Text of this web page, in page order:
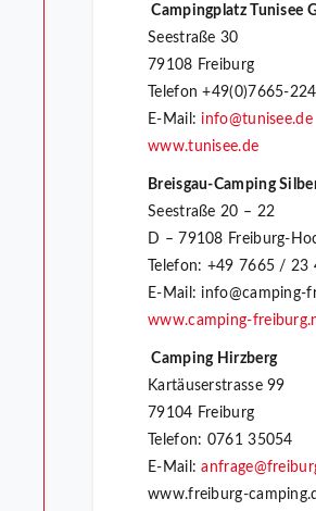
Campingplatz Tunisee
Seestraße 30
79108 Freiburg
Telefon +49(0)7665-
E-Mail: info@tunisee.de
www.tunisee.de
Breisgau-Camping
Seestraße 20 – 22
D – 79108 Freiburg-
Telefon: +49 7665 / 23
E-Mail: info@camping-
www.camping-
Camping Hirzberg
Kartäuserstrasse 99
79104 Freiburg
Telefon: 0761 35054
E-Mail:
www.freiburg-